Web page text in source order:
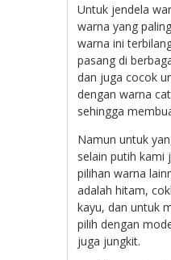
Untuk jendela
warna yang
warna ini
pasang di
dan juga cocok
dengan warna
sehingga
Namun untuk
selain putih kami
pilihan warna
adalah hitam,
kayu, dan untuk
pilih dengan
juga jungkit.